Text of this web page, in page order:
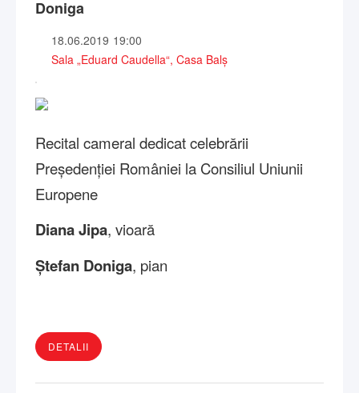
Doniga
18.06.2019 19:00
Sala „Eduard Caudella“, Casa Balş
Recital cameral dedicat celebrării
Președenției României la Consiliul Uniunii
Europene
Diana Jipa, vioară
Ștefan Doniga, pian
DETALII